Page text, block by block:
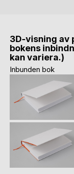
3D-visning av
bokens
kan variera.)
Inbunden bok